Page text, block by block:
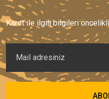
Karot ile ilgili bilgileri